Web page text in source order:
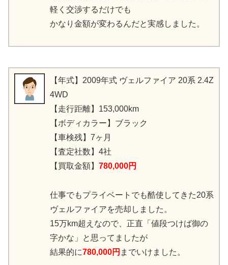
軽く交渉するだけでも
かなり金額が変わるんだと実感しました。
【年式】2009年式 ヴェルファイア 20系 2.4Z
4WD
【走行距離】153,000km
【ボディカラー】ブラック
【車検残】7ヶ月
【査定社数】4社
【買取金額】 780,000円
仕事でもプライベートでも酷使してきた20系
ヴェルファイアを売却しました。
15万km超えなので、正直「値段つけば御の
字かな」と思ってましたが
結果的に780,000円 までいけました。